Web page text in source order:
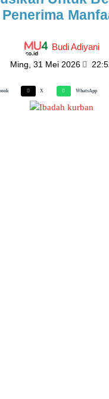
Penerima
Budi Adiyani
Ming, 31 Mei 2026
X WhatsApp